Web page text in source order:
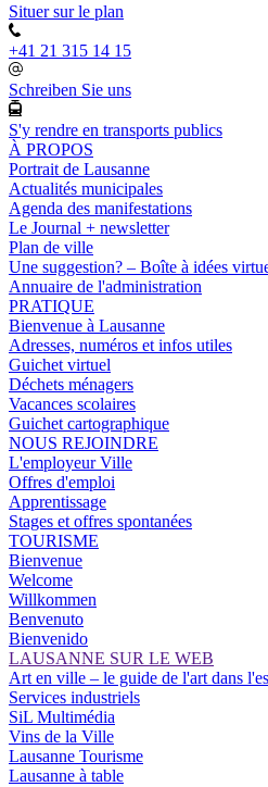
Situer sur le plan
+41 21 315 14 15
Schreiben Sie uns
S'y rendre en transports publics
À PROPOS
Portrait de Lausanne
Actualités municipales
Agenda des manifestations
Le Journal + newsletter
Plan de ville
Une suggestion? – Boîte à idées
Annuaire de l'administration
PRATIQUE
Bienvenue à Lausanne
Adresses, numéros et infos utiles
Guichet virtuel
Déchets ménagers
Vacances scolaires
Guichet cartographique
NOUS REJOINDRE
L'employeur Ville
Offres d'emploi
Apprentissage
Stages et offres spontanées
TOURISME
Bienvenue
Welcome
Willkommen
Benvenuto
Bienvenido
LAUSANNE SUR LE WEB
Art en ville – le guide de l'art dans
Services industriels
SiL Multimédia
Vins de la Ville
Lausanne Tourisme
Lausanne à table